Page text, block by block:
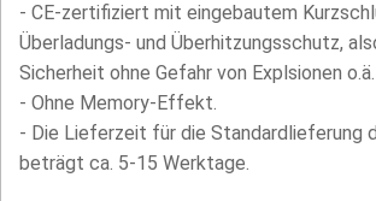
- CE-zertifiziert mit eingebautem
Überladungs- und Überhitzungsschutz,
Sicherheit ohne Gefahr von Explsionen o.ä.
- Ohne Memory-Effekt.
- Die Lieferzeit für die Standardlieferung
beträgt ca. 5-15 Werktage.